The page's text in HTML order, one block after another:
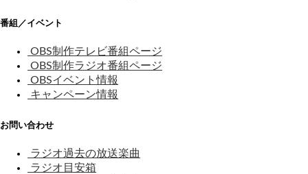
番組／イベント
OBS制作テレビ番組ページ
OBS制作ラジオ番組ページ
OBSイベント情報
キャンペーン情報
お問い合わせ
ラジオ過去の放送楽曲
ラジオ目安箱